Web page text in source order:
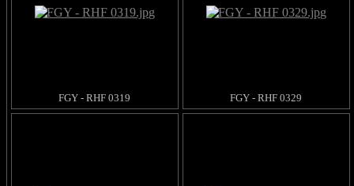
FGY - RHF 0319 FGY - RHF 0329